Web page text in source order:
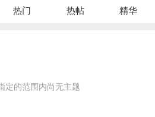
热门 热帖 精华
定的范围内尚无主题